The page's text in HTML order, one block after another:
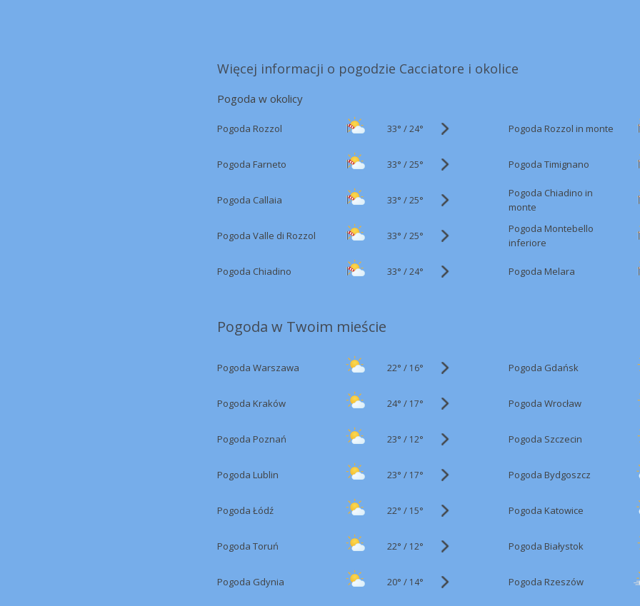
Więcej informacji o pogodzie Cacciatore i okolice
Pogoda w okolicy
Pogoda Rozzol 33° /24° Pogoda Rozzol in monte
Pogoda Farneto 33° /25° Pogoda Timignano
Pogoda Callaia 33° /25°
Pogoda Chiadino in
monte
Pogoda Valle di Rozzol 33° /25°
Pogoda Montebello
inferiore
Pogoda Chiadino 33° /24° Pogoda Melara
Pogoda w Twoim mieście
Pogoda Warszawa 22° / 16° Pogoda Gdańsk
Pogoda Kraków 24° / 17° Pogoda Wrocław
Pogoda Poznań 23° / 12° Pogoda Szczecin
Pogoda Lublin 23° / 17° Pogoda Bydgoszcz
Pogoda Łódź 22° / 15° Pogoda Katowice
Pogoda Toruń 22° / 12° Pogoda Białystok
Pogoda Gdynia 20° / 14° Pogoda Rzeszów